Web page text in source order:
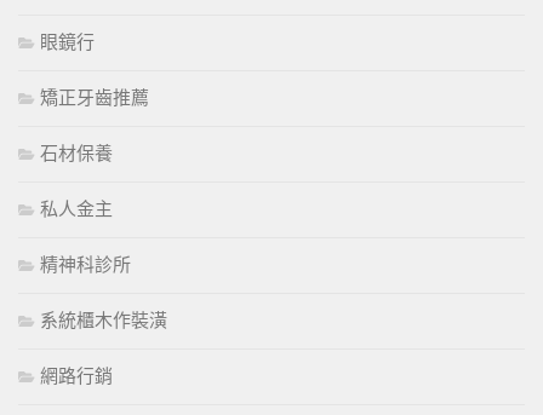
眼鏡行
矯正牙齒推薦
石材保養
私人金主
精神科診所
系統櫃木作裝潢
網路行銷